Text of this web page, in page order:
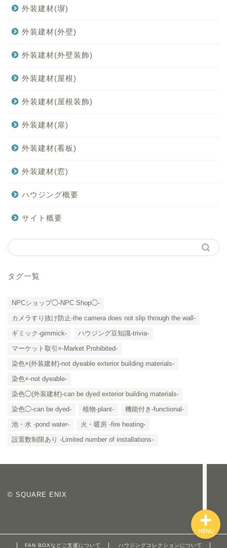
外装建材(塀)
外装建材(外壁)
外装建材(外壁装飾)
外装建材(屋根)
外装建材(屋根装飾)
外装建材(扉)
外装建材(看板)
外装建材(窓)
ハウジング概要
サイト概要
タグ一覧
NPCショップ◯-NPC Shop◯-
カメラすり抜け防止-the camera does not slip through the wall-
ギミック-gimmick-
ハウジング豆知識-trivia-
マーケット取引×-Market Prohibited-
染色×(外装建材)-not dyeable exterior building materials-
染色×-not dyeable-
染色◯(外装建材)-can be dyed exterior building materials-
染色◯-can be dyed-
植物-plant-
機能付き-functional-
池・水 -pond water-
火・暖房 -fire heating-
設置数制限あり -Limited number of installations-
© SQUARE ENIX
FAN BOXなどご支援について ハウジングコレクションについて
MENU
Category List-
HOUSING COLLECTIONと
ご要望はコチラから